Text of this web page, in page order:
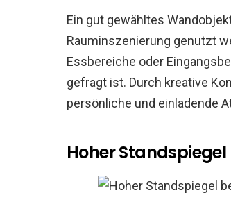
Ein gut gewähltes
Rauminszenierung genutzt
Essbereiche oder
gefragt ist. Durch kreative
persönliche und einladende
Hoher